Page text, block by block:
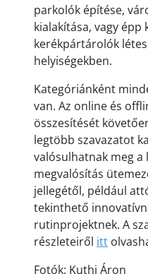
parkolók építése,
kialakítása, vagy épp
kerékpártárolók
helyiségekben.
Kategóriánként
van. Az online és
összesítését
legtöbb szavazatot
valósulhatnak meg a
megvalósítás
jellegétől, például
tekinthető
rutinprojektnek. A
részleteiről itt
Fotók: Kuthi Áron